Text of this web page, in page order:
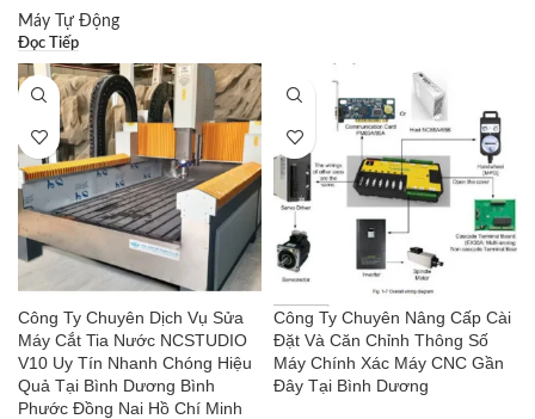
Máy Tự Động
Đọc Tiếp
Công Ty Chuyên Dịch Vụ Sửa
Máy Cắt Tia Nước NCSTUDIO
V10 Uy Tín Nhanh Chóng Hiệu
Quả Tại Bình Dương Bình
Phước Đồng Nai Hồ Chí Minh
Công Ty Chuyên Nâng Cấp Cài
Đặt Và Căn Chỉnh Thông Số
Máy Chính Xác Máy CNC Gần
Đây Tại Bình Dương